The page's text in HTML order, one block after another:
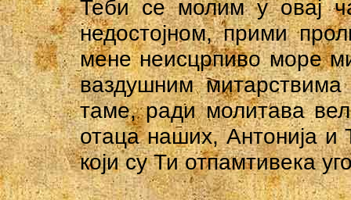
Теби се молим у овај
недостојном, прими
мене неисцрпиво море
ваздушним
таме, ради молитава
отаца наших, Антонија и
који су Ти отпамтивека